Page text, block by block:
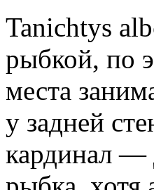
Tanichtys
рыбкой, по
места
у задней
кардинал —